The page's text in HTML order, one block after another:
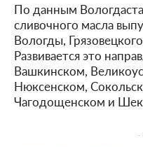
По данным
сливочного масла
Вологды,
Развивается это
Вашкинском,
Нюксенском,
Чагодощенском и
-